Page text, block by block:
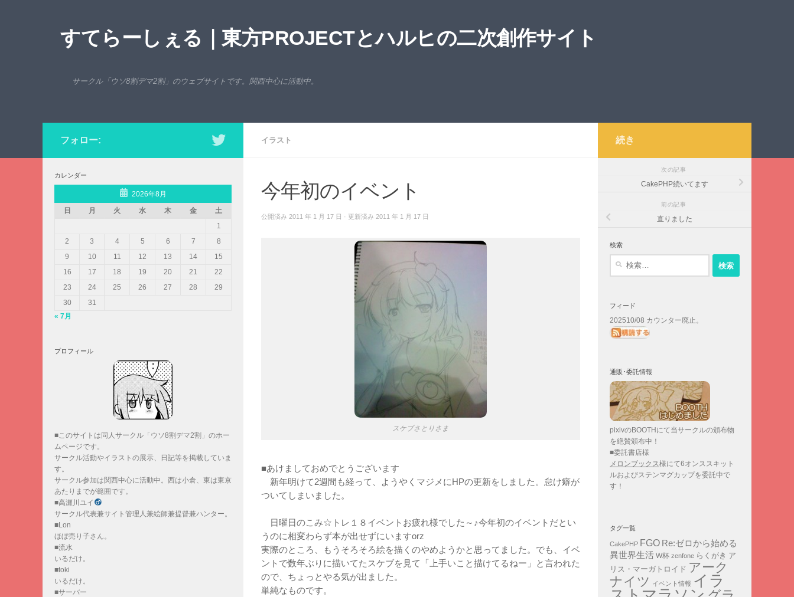
すてらーしぇる｜東方PROJECTとハルヒの二次創作サイト
サークル「ウソ8割デマ2割」のウェブサイトです。関西中心に活動中。
イラスト
今年初のイベント
公開済み 2011 年 1 月 17 日 · 更新済み 2011 年 1 月 17 日
スケブさとりさま
■あけましておめでとうございます
新年明けて2週間も経って、ようやくマジメにHPの更新をしました。怠け癖が
ついてしまいました。
日曜日のこみ☆トレ１８イベントお疲れ様でした～♪今年初のイベントだとい
うのに相変わらず本が出せずにいますorz
実際のところ、もうそろそろ絵を描くのやめようかと思ってました。でも、イベ
ントで数年ぶりに描いてたスケブを見て「上手いこと描けてるねー」と言われた
ので、ちょっとやる気が出ました。
単純なものです。
フォロー:
カレンダー
2026年8月
日
月 火 水 木 金
土
1
2
3 4 5 6 7
8
9
10 11 12 13 14
15
16
17 18 19 20 21
22
23
24 25 26 27 28
29
30
31
« 7月
プロフィール
■このサイトは同人サークル「ウソ8割デマ2割」のホー
ムページです。
サークル活動やイラストの展示、日記等を掲載していま
す。
サークル参加は関西中心に活動中。西は小倉、東は東京
あたりまでが範囲です。
■高瀬川ユイ
サークル代表兼サイト管理人兼絵師兼提督兼ハンター。
■Lon
ほぼ売り子さん。
■流水
いるだけ。
■toki
いるだけ。
■サーバー
続き
次の記事
CakePHP続いてます
前の記事
直りました
検索
フィード
202510/08 カウンター廃止。
通販･委託情報
pixivのBOOTHにて当サークルの頒布物
を絶賛頒布中！
■委託書店様
メロンブックス様にて6オンススキット
ルおよびステンマグカップを委託中で
す！
タグ一覧
CakePHP FGO Re:ゼロから始める
異世界生活 W杯 zenfone らくがき ア
リス・マーガトロイド アーク
ナイツ イベント情報 イラ